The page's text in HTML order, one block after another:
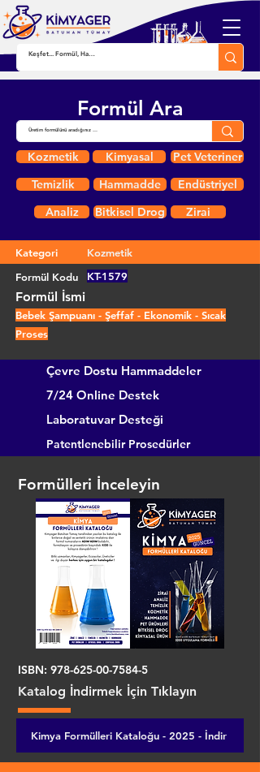
Formül Ara
Kozmetik Kimyasal
Pet Veteriner
Temizlik
Hammadde
Endüstriyel
Analiz
Bitkisel Drog Zirai
Kategori
Kozmetik
Formül Kodu
KT-1579
Formül İsmi
Bebek Şampuanı - Şeffaf - Ekonomik - Sıcak
Proses
Çevre Dostu Hammaddeler
7/24 Online Destek
Laboratuvar Desteği
Patentlenebilir Prosedürler
Formülleri İnceleyin
ISBN: 978-625-00-7584-5
Katalog İndirmek İçin Tıklayın
Kimya Formülleri Kataloğu - 2025 - İndir